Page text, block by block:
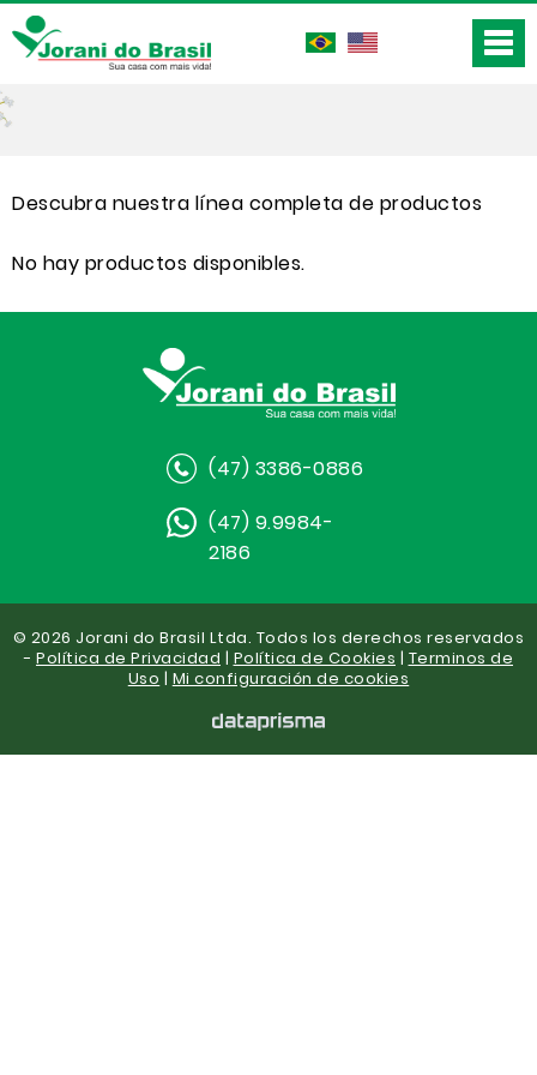
Descubra nuestra línea completa de productos
No hay productos disponibles.
(47) 3386-0886
(47) 9.9984-
2186
© 2026 Jorani do Brasil Ltda. Todos los derechos reservados
- Política de Privacidad | Política de Cookies | Terminos de
Uso | Mi configuración de cookies